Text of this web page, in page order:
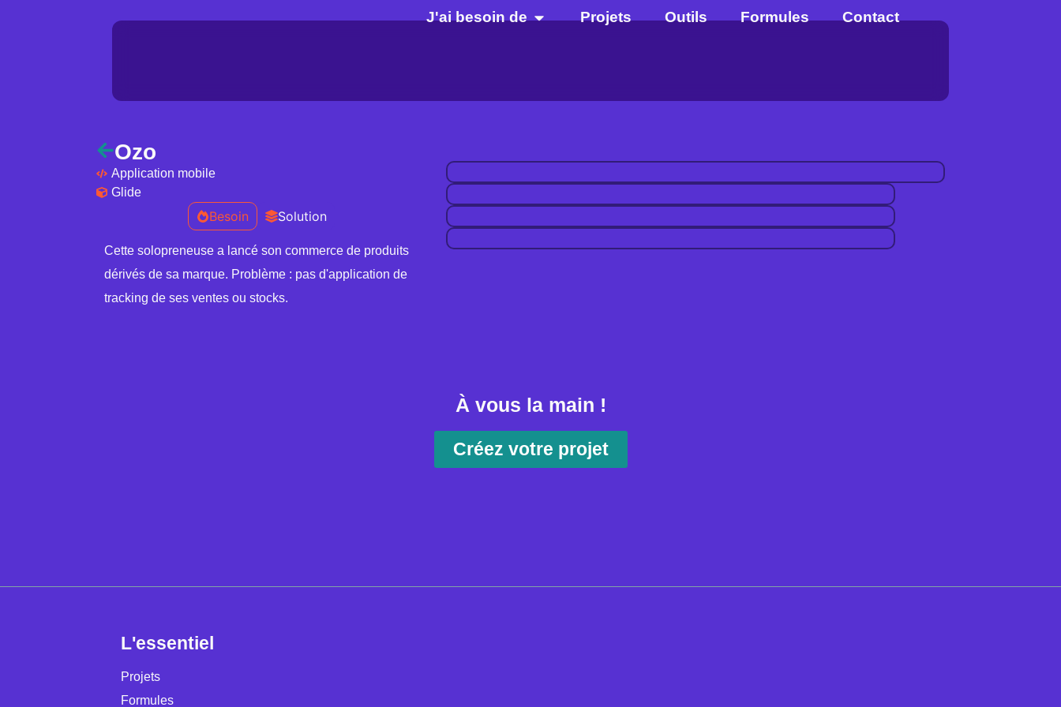
J'ai besoin de Projets Outils Formules Contact
Ozo
Application mobile
Glide
Besoin Solution
Cette solopreneuse a lancé son commerce de produits
dérivés de sa marque. Problème : pas d'application de
tracking de ses ventes ou stocks.
À vous la main !
Créez votre projet
L'essentiel
Projets
Formules